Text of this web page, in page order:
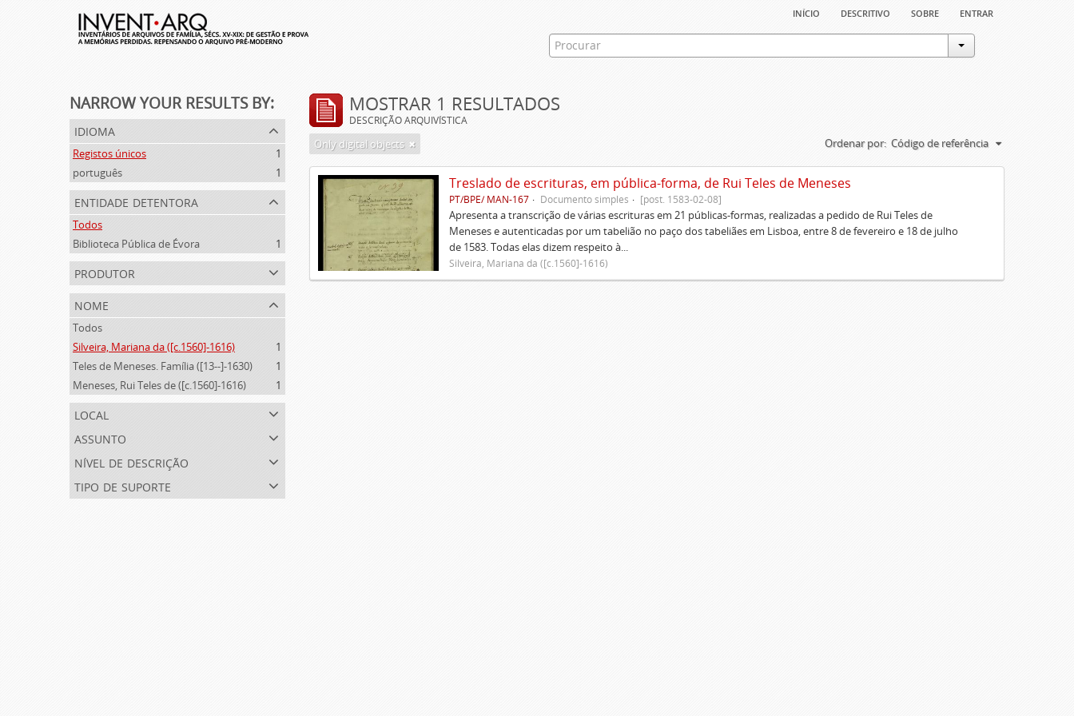
início descritivo sobre entrar
NARROW YOUR RESULTS BY:
idioma
Registos únicos
1
português
1
entidade detentora
Todos
Biblioteca Pública de Évora
1
produtor
nome
Todos
Silveira, Mariana da ([c.1560]-1616)
1
Teles de Meneses. Família ([13--]-1630)
1
Meneses, Rui Teles de ([c.1560]-1616)
1
local
assunto
nível de descrição
tipo de suporte
MOSTRAR 1 RESULTADOS
DESCRIÇÃO ARQUIVÍSTICA
Only digital objects Ordenar por: Código de referência
Treslado de escrituras, em pública-forma, de Rui Teles de Meneses
PT/BPE/ MAN-167 Documento simples [post. 1583-02-08]
Apresenta a transcrição de várias escrituras em 21 públicas-formas, realizadas a pedido de Rui Teles de
Meneses e autenticadas por um tabelião no paço dos tabeliães em Lisboa, entre 8 de fevereiro e 18 de julho
de 1583. Todas elas dizem respeito à...
Silveira, Mariana da ([c.1560]-1616)